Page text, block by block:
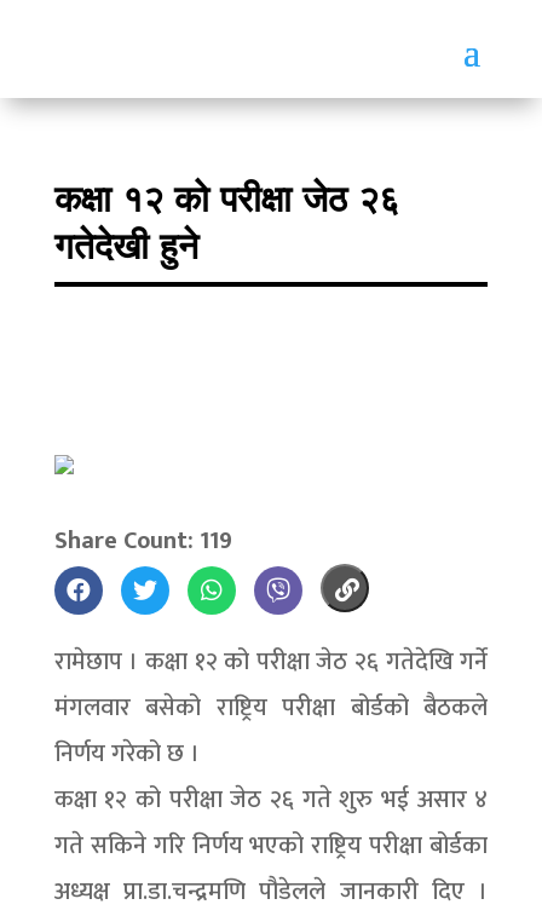
कक्षा १२ को परीक्षा जेठ २६
गतेदेखी हुने
Share Count: 119
रामेछाप । कक्षा १२ को परीक्षा जेठ २६ गतेदेखि गर्ने
मंगलवार बसेको राष्ट्रिय परीक्षा बोर्डको बैठकले
निर्णय गरेको छ ।
कक्षा १२ को परीक्षा जेठ २६ गते शुरु भई असार ४
गते सकिने गरि निर्णय भएको राष्ट्रिय परीक्षा बोर्डका
अध्यक्ष प्रा.डा.चन्द्रमणि पौडेलले जानकारी दिए ।